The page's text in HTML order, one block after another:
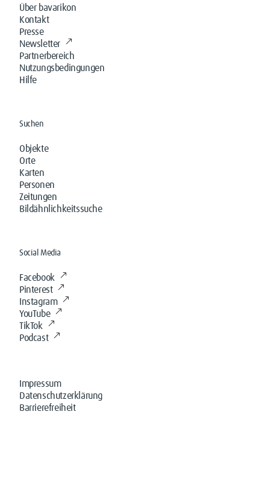
Über bavarikon
Kontakt
Presse
Newsletter
Partnerbereich
Nutzungsbedingungen
Hilfe
Suchen
Objekte
Orte
Karten
Personen
Zeitungen
Bildähnlichkeitssuche
Social Media
Facebook
Pinterest
Instagram
YouTube
TikTok
Podcast
Impressum
Datenschutzerklärung
Barrierefreiheit